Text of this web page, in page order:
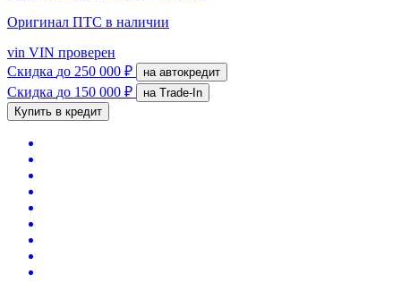
Оригинал ПТС в наличии
vin VIN проверен
Скидка до 250 000 ₽ на автокредит
Скидка до 150 000 ₽
на Trade-In
Купить в кредит